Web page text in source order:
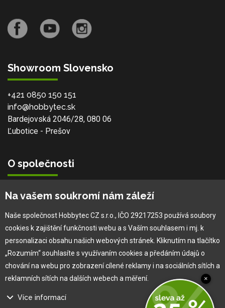
Showroom Slovensko
+421 0850 150 151
info@hobbytec.sk
Bardejovská 2046/28, 080 06
Ľubotice - Prešov
O společnosti
Vlastní výroba
Náš tým
O nás
Pro zákazníka
Obchodní podmínky
Jak na reklamaci
Na vašem soukromí nám záleží
Naše společnost Hobbytec CZ s.r.o., IČO 29217253 používá soubory
cookies k zajištění funkčnosti webu a s Vaším souhlasem i mj. k
personalizaci obsahu našich webových stránek. Kliknutím na tlačítko
„Rozumím“ souhlasíte s využívaním cookies a předáním údajů o
chování na webu pro zobrazení cílené reklamy i na sociálních sítích a
reklamních sítích na dalších webech a měření.
Více informací
×